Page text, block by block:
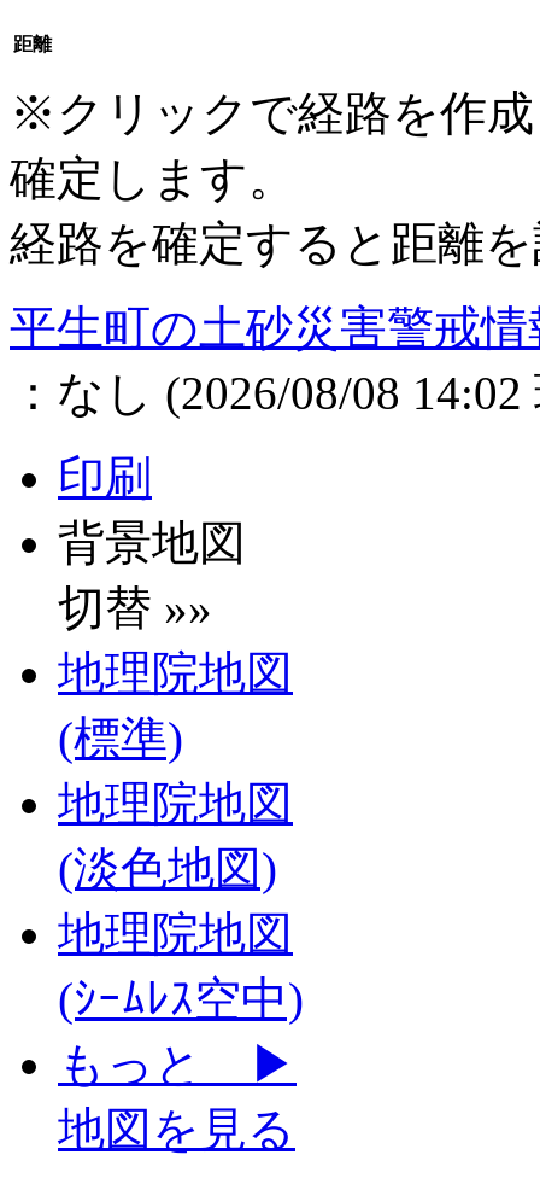
距離
※クリックで経路を作
確定します。
経路を確定すると距離
平生町の土砂災害警戒情
： なし (2026/08/08 14:02
印刷
背景地図
切替 »»
地理院地図
(標準)
地理院地図
(淡色地図)
地理院地図
(ｼｰﾑﾚｽ空中)
もっと ▶
地図を見る